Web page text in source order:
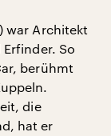
war Architekt
So
berühmt
die
hat er